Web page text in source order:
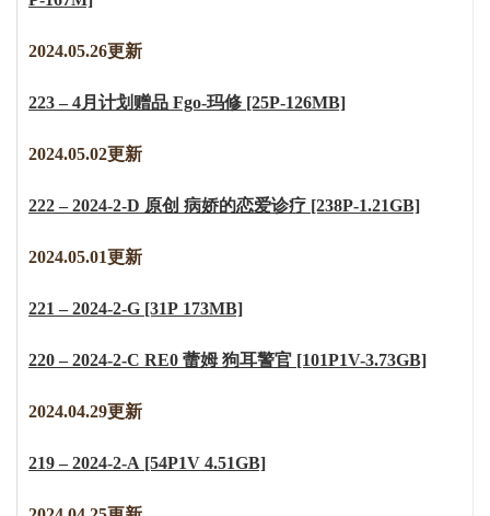
2024.05.26更新
223 – 4月计划赠品 Fgo-玛修 [25P-126MB]
2024.05.02更新
222 – 2024-2-D 原创 病娇的恋爱诊疗 [238P-1.21GB]
2024.05.01更新
221 – 2024-2-G [31P 173MB]
220 – 2024-2-C RE0 蕾姆 狗耳警官 [101P1V-3.73GB]
2024.04.29更新
219 – 2024-2-A [54P1V 4.51GB]